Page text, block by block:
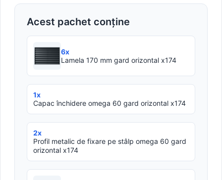
Acest pachet conține
6x
Lamela 170 mm gard orizontal x174
1x
Capac închidere omega 60 gard orizontal x174
2x
Profil metalic de fixare pe stâlp omega 60 gard
orizontal x174